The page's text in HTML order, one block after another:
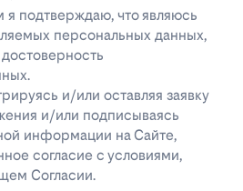
подтверждаю, что являюсь
персональных данных,
и/или оставляя заявку
и/или подписываясь
информации на Сайте,
согласие с условиями,
Согласии.